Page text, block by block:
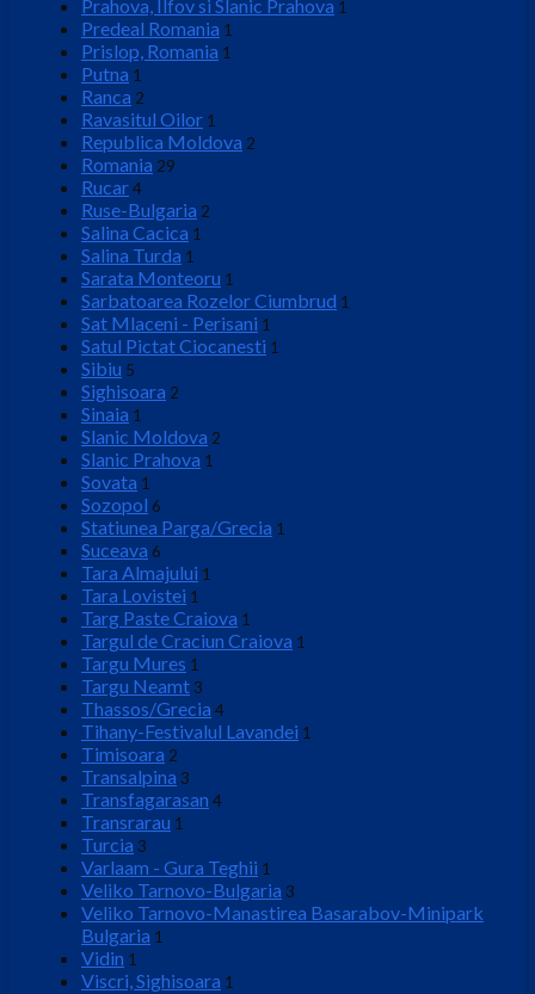
Prahova, Ilfov si Slanic Prahova 1
Predeal Romania 1
Prislop, Romania 1
Putna 1
Ranca 2
Ravasitul Oilor 1
Republica Moldova 2
Romania 29
Rucar4
Ruse-Bulgaria 2
Salina Cacica 1
Salina Turda 1
Sarata Monteoru 1
Sarbatoarea Rozelor Ciumbrud 1
Sat Mlaceni - Perisani 1
Satul Pictat Ciocanesti 1
Sibiu 5
Sighisoara 2
Sinaia 1
Slanic Moldova 2
Slanic Prahova 1
Sovata 1
Sozopol 6
Statiunea Parga/Grecia 1
Suceava 6
Tara Almajului 1
Tara Lovistei 1
Targ Paste Craiova 1
Targul de Craciun Craiova 1
Targu Mures 1
Targu Neamt3
Thassos/Grecia 4
Tihany-Festivalul Lavandei 1
Timisoara 2
Transalpina 3
Transfagarasan 4
Transrarau 1
Turcia 3
Varlaam - Gura Teghii 1
Veliko Tarnovo-Bulgaria 3
Veliko Tarnovo-Manastirea Basarabov-Minipark
Bulgaria 1
Vidin 1
Viscri, Sighisoara 1